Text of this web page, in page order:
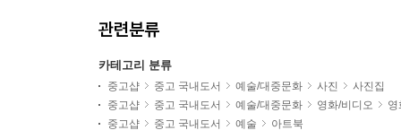
관련분류
카테고리 분류
중고샵 중고 국내도서 예술/대중문화 사진
사진집
중고샵
중고 국내도서 예술/대중문화 영화/비디오
영
중고샵
중고 국내도서 예술 아트북